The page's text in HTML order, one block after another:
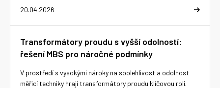
20.04.2026
Transformátory proudu s vyšší odolností:
řešení MBS pro náročné podmínky
V prostředí s vysokými nároky na spolehlivost a odolnost
měřicí techniky hrají transformátory proudu klíčovou roli.